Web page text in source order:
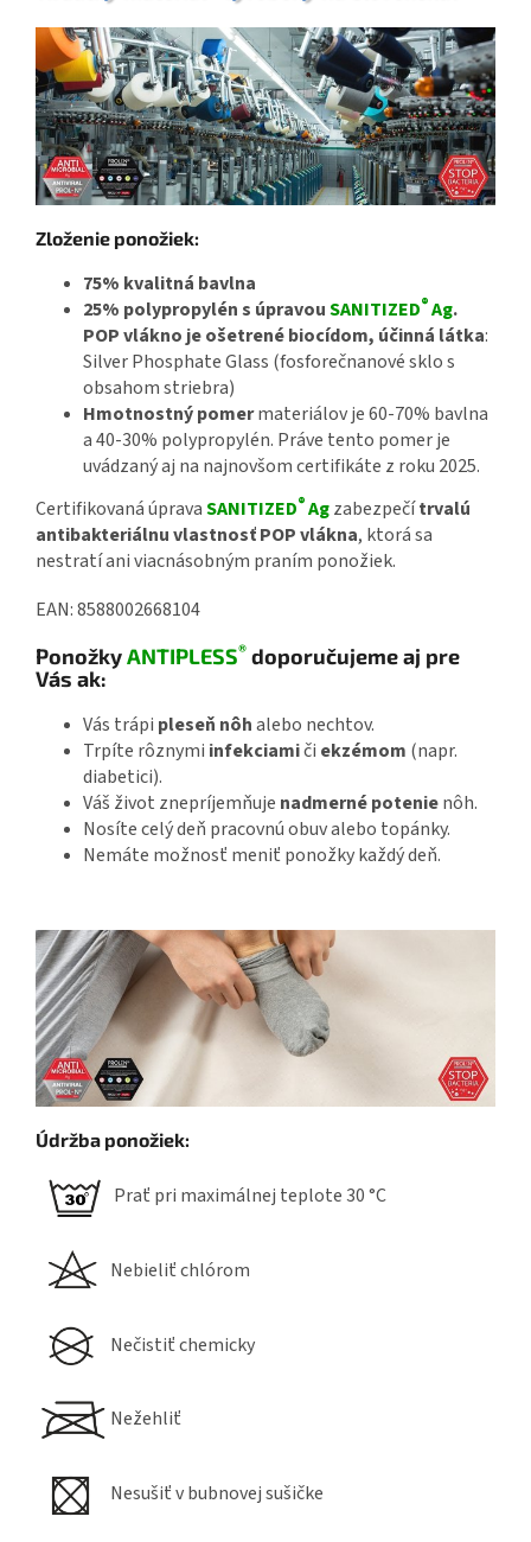
Zloženie ponožiek:
75% kvalitná bavlna
25% polypropylén s úpravouSANITIZED®Ag.
POP vlákno je ošetrené biocídom, účinná látka:
Silver Phosphate Glass (fosforečnanové sklo s
obsahom striebra)
Hmotnostný pomermateriálov je 60-70% bavlna
a 40-30% polypropylén. Práve tento pomer je
uvádzaný aj na najnovšom certifikáte z roku 2025.
Certifikovaná úpravaSANITIZED®Agzabezpečítrvalú
antibakteriálnu vlastnosť POP vlákna, ktorá sa
nestratí ani viacnásobným praním ponožiek.
EAN: 8588002668104
PonožkyANTIPLESS® doporučujeme aj pre
Vás ak:
Vás trápi pleseň nôhalebo nechtov.
Trpíte rôznymi infekciamiči ekzémom (napr.
diabetici).
Váš život znepríjemňuje nadmerné potenienôh.
Nosíte celý deň pracovnú obuv alebo topánky.
Nemáte možnosť meniť ponožky každý deň.
Údržba ponožiek:
Prať pri maximálnej teplote 30 °C
Nebieliť chlórom
Nečistiť chemicky
Nežehliť
Nesušiť v bubnovej sušičke